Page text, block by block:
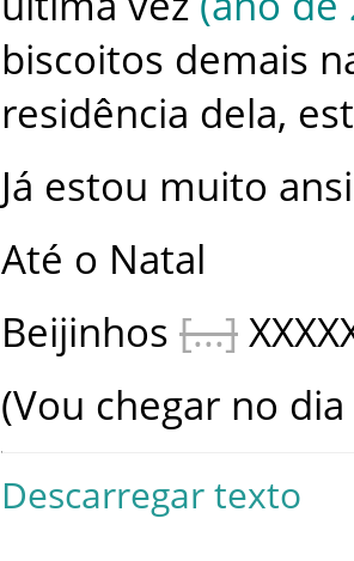
biscoitos demais
residência dela,
Já estou muito
Até o Natal
Beijinhos
(Vou chegar no dia
Descarregar texto